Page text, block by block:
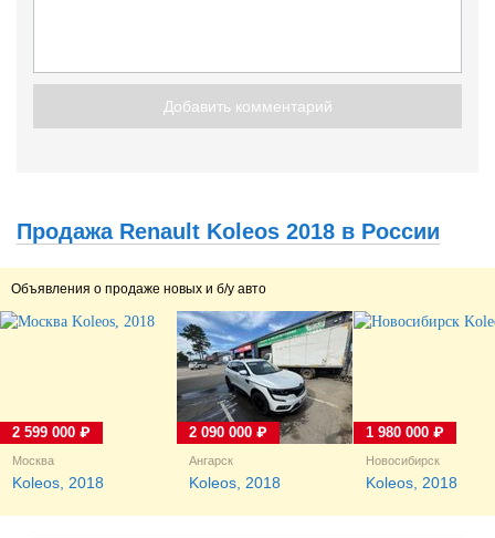
Добавить комментарий
Продажа Renault Koleos 2018 в России
Объявления о продаже новых и б/у авто
Москва
Koleos, 2018
2 599 000 ₽
Ангарск
Koleos, 2018
2 090 000 ₽
Новосибирск
Koleos, 2018
1 980 000 ₽